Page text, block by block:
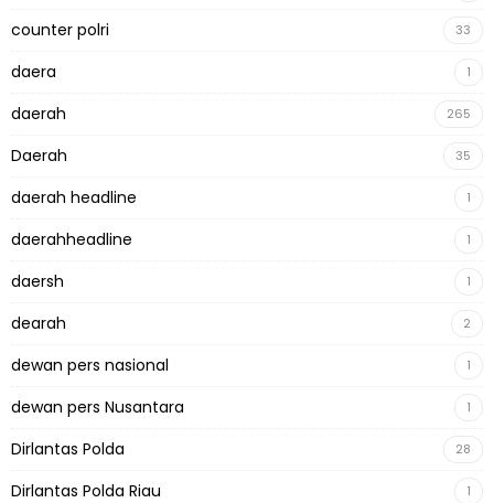
counter polri 33
daera 1
daerah 265
Daerah 35
daerah headline 1
daerahheadline 1
daersh 1
dearah 2
dewan pers nasional 1
dewan pers Nusantara 1
Dirlantas Polda 28
Dirlantas Polda Riau 1